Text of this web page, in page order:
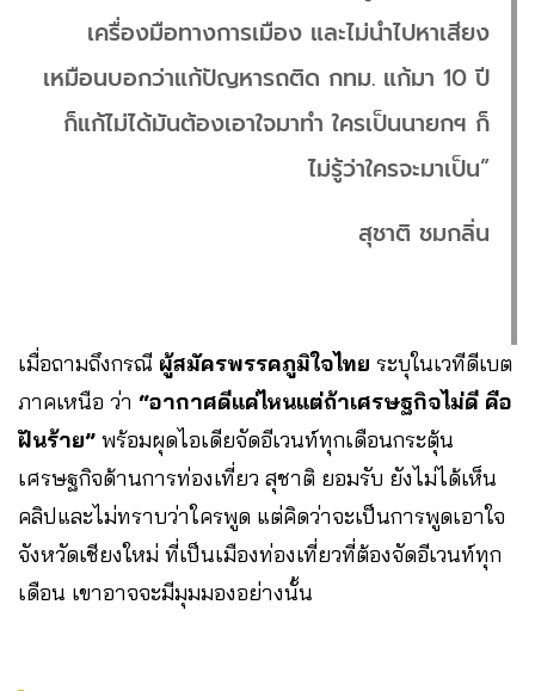
เครื่องมือทางการเมือง และไม่นำไปหาเสียง
เหมือนบอกว่าแก้ปัญหารถติด กทม. แก้มา 10 ปี
ก็แก้ไม่ได้มันต้องเอาใจมาทำ ใครเป็นนายกฯ ก็
ไม่รู้ว่าใครจะมาเป็น”
สุชาติ ชมกลิ่น
เมื่อถามถึงกรณี ผู้สมัครพรรคภูมิใจไทย ระบุในเวทีดีเบต
ภาคเหนือ ว่า “อากาศดีแค่ไหนแต่ถ้าเศรษฐกิจไม่ดี คือ
ฝันร้าย” พร้อมผุดไอเดียจัดอีเวนท์ทุกเดือนกระตุ้น
เศรษฐกิจด้านการท่องเที่ยว สุชาติ ยอมรับ ยังไม่ได้เห็น
คลิปและไม่ทราบว่าใครพูด แต่คิดว่าจะเป็นการพูดเอาใจ
จังหวัดเชียงใหม่ ที่เป็นเมืองท่องเที่ยวที่ต้องจัดอีเวนท์ทุก
เดือน เขาอาจจะมีมุมมองอย่างนั้น